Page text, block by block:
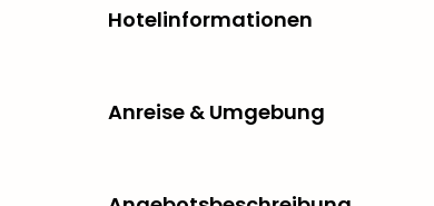
Hotelinformationen
Anreise & Umgebung